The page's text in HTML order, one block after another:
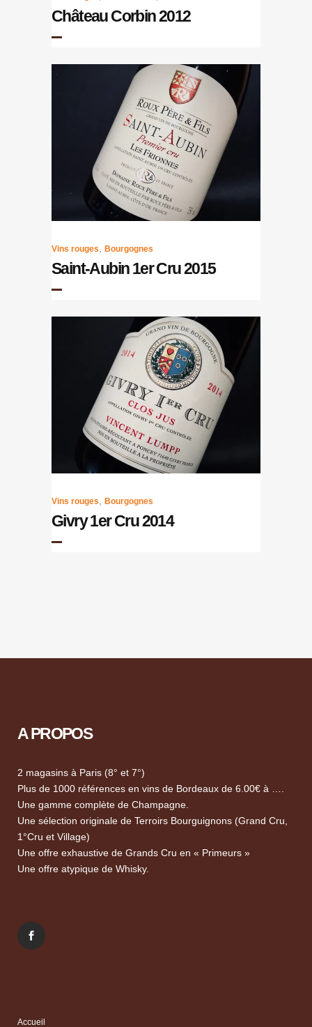
Château Corbin 2012
Vins rouges Bourgognes
Saint-Aubin 1er Cru 2015
Vins rouges Bourgognes
Givry 1er Cru 2014
A PROPOS
2 magasins à Paris (8° et 7°)
Plus de 1000 références en vins de Bordeaux de 6.00€ à ….
Une gamme complète de Champagne.
Une sélection originale de Terroirs Bourguignons (Grand Cru,
1°Cru et Village)
Une offre exhaustive de Grands Cru en « Primeurs »
Une offre atypique de Whisky.
Accueil